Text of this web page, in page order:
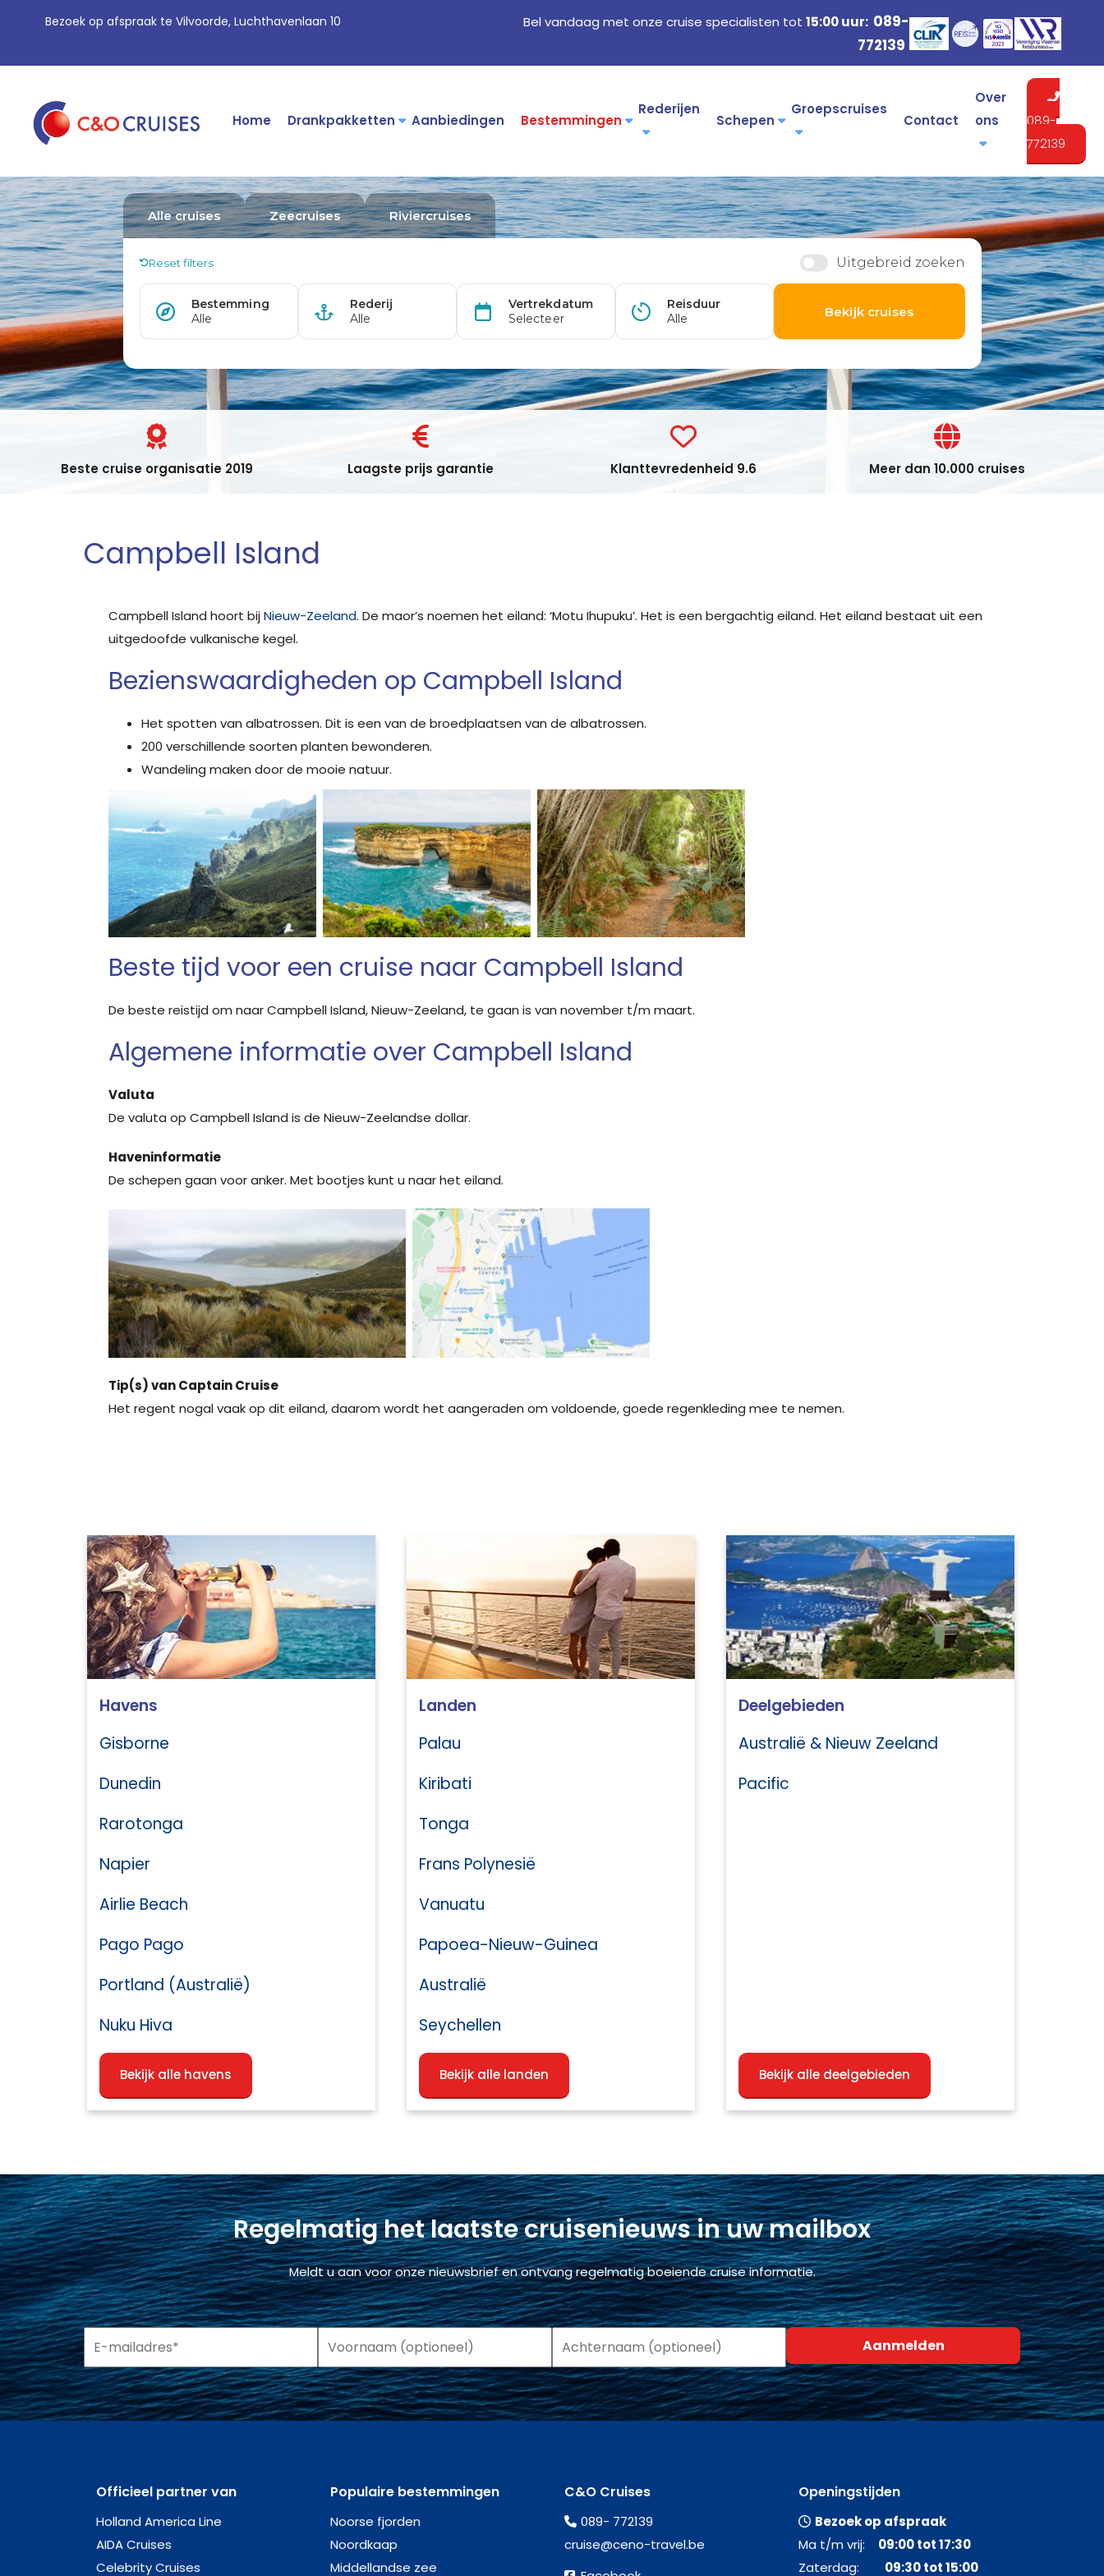
Bezoek op afspraak te Vilvoorde, Luchthavenlaan 10 Bel vandaag met onze cruise specialisten tot 15:00 uur: 089-
772139
Home Drankpakketten Aanbiedingen Bestemmingen
Rederijen
Schepen
Groepscruises
Contact
Over
ons
089-
772139
Beste cruise organisatie 2019 Laagste prijs garantie Klanttevredenheid 9.6 Meer dan 10.000 cruises
Campbell Island
Campbell Island hoort bijNieuw-Zeeland. De maor’s noemen het eiland: ‘Motu Ihupuku’. Het is een bergachtig eiland. Het eiland bestaat uit een
uitgedoofde vulkanische kegel.
Bezienswaardigheden op Campbell Island
Het spotten van albatrossen. Dit is een van de broedplaatsen van de albatrossen.
200 verschillende soorten planten bewonderen.
Wandeling maken door de mooie natuur.
Beste tijd voor een cruise naar Campbell Island
De beste reistijd om naar Campbell Island, Nieuw-Zeeland, te gaan is van november t/m maart.
Algemene informatie over Campbell Island
Valuta
De valuta op Campbell Island is de Nieuw-Zeelandse dollar.
Haveninformatie
De schepen gaan voor anker. Met bootjes kunt u naar het eiland.
Tip(s) van Captain Cruise
Het regent nogal vaak op dit eiland, daarom wordt het aangeraden om voldoende, goede regenkleding mee te nemen.
Havens
Gisborne
Dunedin
Rarotonga
Napier
Airlie Beach
Pago Pago
Portland (Australië)
Nuku Hiva
Bekijk alle havens
Landen
Palau
Kiribati
Tonga
Frans Polynesië
Vanuatu
Papoea-Nieuw-Guinea
Australië
Seychellen
Bekijk alle landen
Deelgebieden
Australië & Nieuw Zeeland
Pacific
Bekijk alle deelgebieden
Regelmatig het laatste cruisenieuws in uw mailbox
Meldt u aan voor onze nieuwsbrief en ontvang regelmatig boeiende cruise informatie.
Officieel partner van
Holland America Line
AIDA Cruises
Celebrity Cruises
Populaire bestemmingen
Noorse fjorden
Noordkaap
Middellandse zee
C&O Cruises
089- 772139
cruise@ceno-travel.be
Openingstijden
Bezoek op afspraak
Ma t/m vrij: 09:00 tot 17:30
Zaterdag: 09:30 tot 15:00